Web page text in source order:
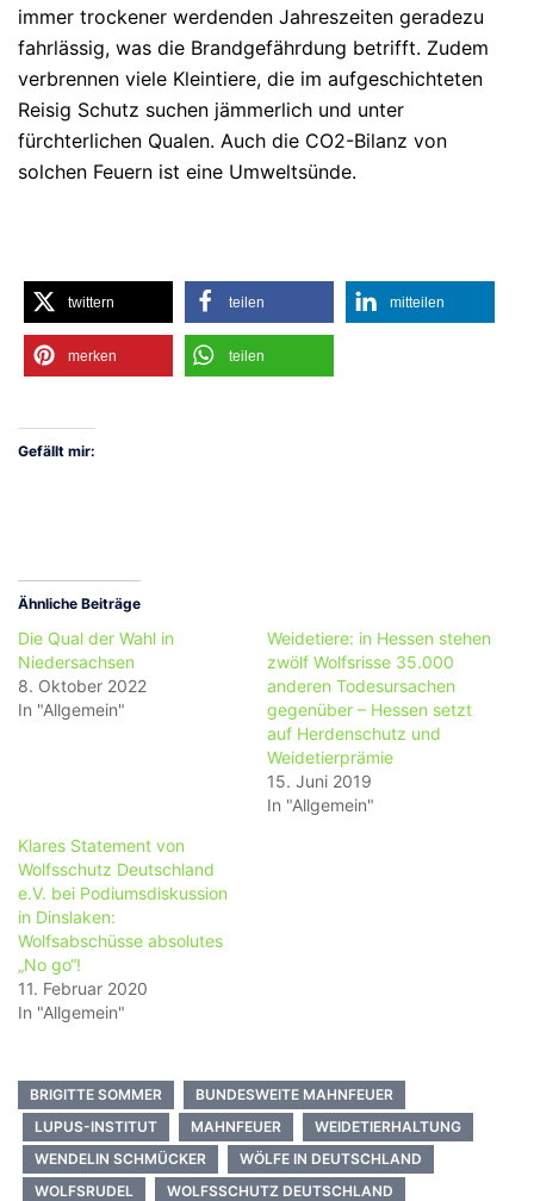
immer trockener werdenden Jahreszeiten geradezu
fahrlässig, was die Brandgefährdung betrifft. Zudem
verbrennen viele Kleintiere, die im aufgeschichteten
Reisig Schutz suchen jämmerlich und unter
fürchterlichen Qualen. Auch die CO2-Bilanz von
solchen Feuern ist eine Umweltsünde.
twittern teilen mitteilen
merken teilen
Gefällt mir:
Ähnliche Beiträge
Die Qual der Wahl in
Niedersachsen
8. Oktober 2022
In "Allgemein"
Weidetiere: in Hessen stehen
zwölf Wolfsrisse 35.000
anderen Todesursachen
gegenüber – Hessen setzt
auf Herdenschutz und
Weidetierprämie
15. Juni 2019
In "Allgemein"
Klares Statement von
Wolfsschutz Deutschland
e.V. bei Podiumsdiskussion
in Dinslaken:
Wolfsabschüsse absolutes
„No go“!
11. Februar 2020
In "Allgemein"
BRIGITTE SOMMER
BUNDESWEITE MAHNFEUER
LUPUS-INSTITUT
MAHNFEUER
WEIDETIERHALTUNG
WENDELIN SCHMÜCKER
WÖLFE IN DEUTSCHLAND
WOLFSRUDEL
WOLFSSCHUTZ DEUTSCHLAND